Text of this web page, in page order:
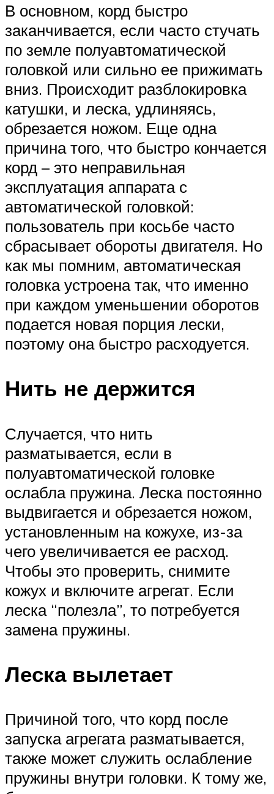
В основном, корд быстро
заканчивается, если часто стучать
по земле полуавтоматической
головкой или сильно ее прижимать
вниз. Происходит разблокировка
катушки, и леска, удлиняясь,
обрезается ножом. Еще одна
причина того, что быстро кончается
корд – это неправильная
эксплуатация аппарата с
автоматической головкой:
пользователь при косьбе часто
сбрасывает обороты двигателя. Но
как мы помним, автоматическая
головка устроена так, что именно
при каждом уменьшении оборотов
подается новая порция лески,
поэтому она быстро расходуется.
Нить не держится
Случается, что нить
разматывается, если в
полуавтоматической головке
ослабла пружина. Леска постоянно
выдвигается и обрезается ножом,
установленным на кожухе, из-за
чего увеличивается ее расход.
Чтобы это проверить, снимите
кожух и включите агрегат. Если
леска “полезла”, то потребуется
замена пружины.
Леска вылетает
Причиной того, что корд после
запуска агрегата разматывается,
также может служить ослабление
пружины внутри головки. К тому же,